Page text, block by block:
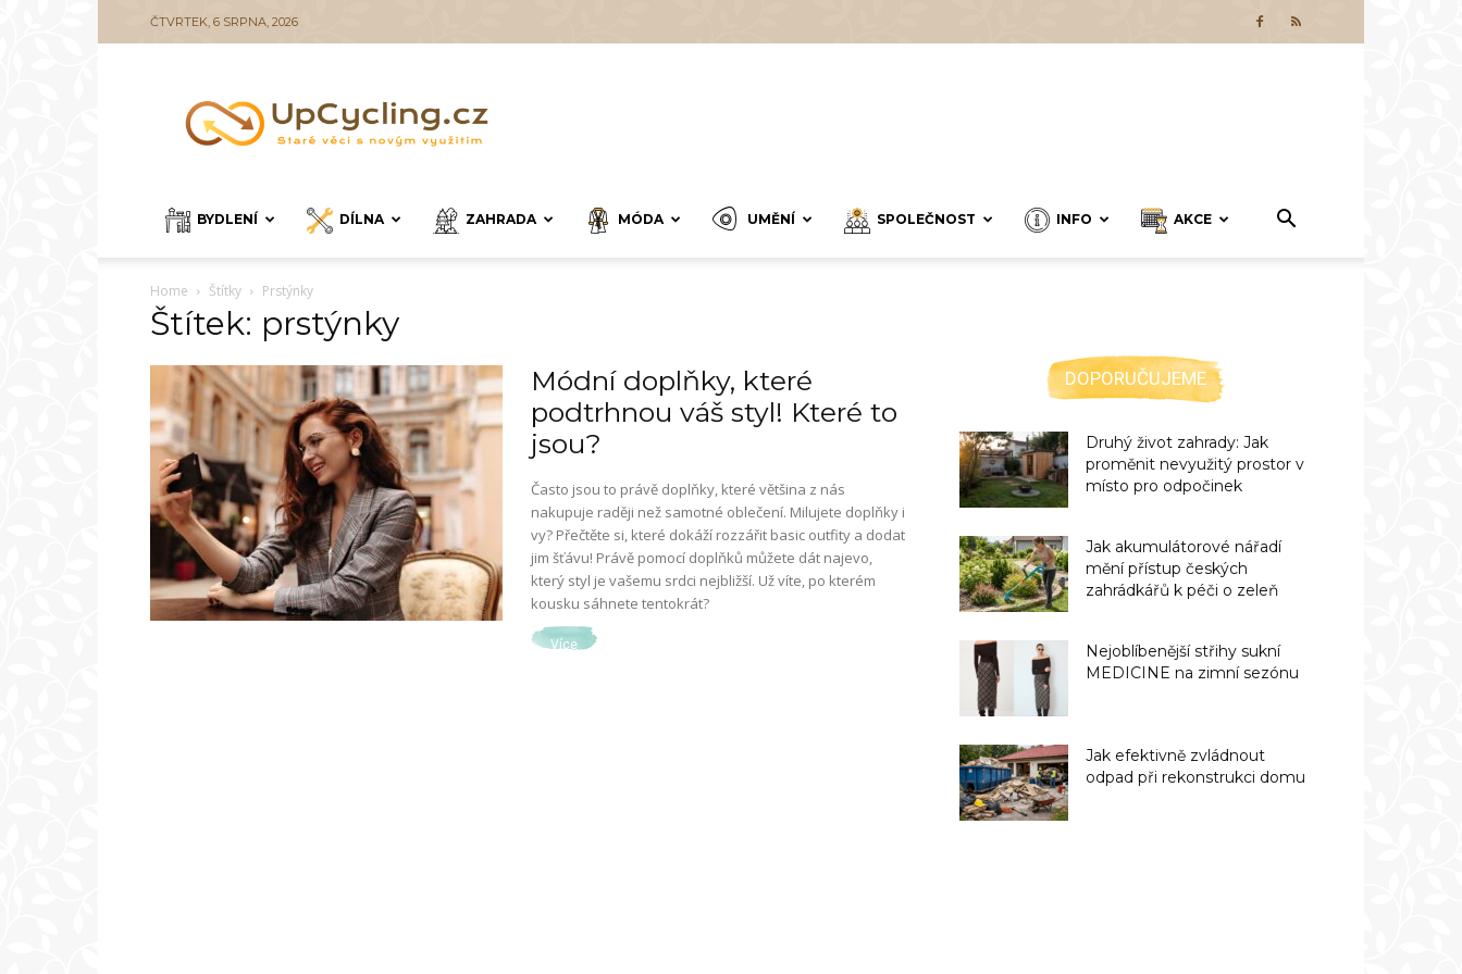
ČTVRTEK, 6 SRPNA, 2026
BYDLENÍ DÍLNA ZAHRADA MÓDA UMĚNÍ SPOLEČNOST INFO AKCE
Home Štítky Prstýnky
Štítek: prstýnky
Módní doplňky, které
podtrhnou váš styl! Které to
jsou?
Často jsou to právě doplňky, které většina z nás
nakupuje raději než samotné oblečení. Milujete doplňky i
vy? Přečtěte si, které dokáží rozzářit basic outfity a dodat
jim šťávu! Právě pomocí doplňků můžete dát najevo,
který styl je vašemu srdci nejbližší. Už víte, po kterém
kousku sáhnete tentokrát?
Více
DOPORUČUJEME
Druhý život zahrady: Jak
proměnit nevyužitý prostor v
místo pro odpočinek
Jak akumulátorové nářadí
mění přístup českých
zahrádkářů k péči o zeleň
Nejoblíbenější střihy sukní
MEDICINE na zimní sezónu
Jak efektivně zvládnout
odpad při rekonstrukci domu